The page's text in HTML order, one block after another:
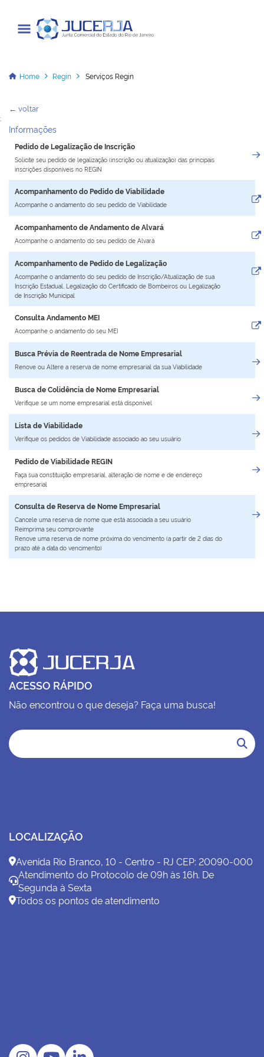
Cadastrar / Acessar
Institucional
Transparência
Informações
Serviços
Legislação
Plenária
Auxiliares de Comércio
Contato
Home Regin Serviços Regin
← voltar
;
Informações
Pedido de Legalização de Inscrição
Solicite seu pedido de legalização (inscrição ou atualização) das principais
inscrições disponíveis no REGIN
Acompanhamento do Pedido de Viabilidade
Acompanhe o andamento do seu pedido de Viabilidade
Acompanhamento de Andamento de Alvará
Acompanhe o andamento do seu pedido de Alvará
Acompanhamento de Pedido de Legalização
Acompanhe o andamento do seu pedido de Inscrição/Atualização de sua
Inscrição Estadual, Legalização do Certificado de Bombeiros ou Legalização
de Inscrição Municipal
Consulta Andamento MEI
Acompanhe o andamento do seu MEI
Busca Prévia de Reentrada de Nome Empresarial
Renove ou Altere a reserva de nome empresarial da sua Viabilidade
Busca de Colidência de Nome Empresarial
Verifique se um nome empresarial está disponível
Lista de Viabilidade
Verifique os pedidos de Viabilidade associado ao seu usuário
Pedido de Viabilidade REGIN
Faça sua constituição empresarial, alteração de nome e de endereço
empresarial
Consulta de Reserva de Nome Empresarial
Cancele uma reserva de nome que está associada a seu usuário
Reimprima seu comprovante
Renove uma reserva de nome próxima do vencimento (a partir de 2 dias do
prazo até a data do vencimento)
ACESSO RÁPIDO
Não encontrou o que deseja? Faça uma busca!
LOCALIZAÇÃO
Avenida Rio Branco, 10 - Centro - RJ CEP: 20090-000
Atendimento do Protocolo de 09h às 16h. De
Segunda à Sexta
Todos os pontos de atendimento